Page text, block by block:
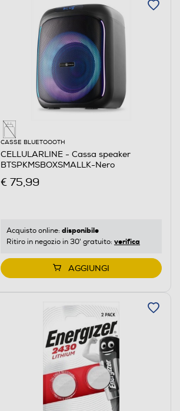
CASSE BLUETOOOTH
CELLULARLINE - Cassa speaker
BTSPKMSBOXSMALLK-Nero
€ 75,99
Acquisto online: disponibile
Ritiro in negozio in 30' gratuito: verifica
AGGIUNGI